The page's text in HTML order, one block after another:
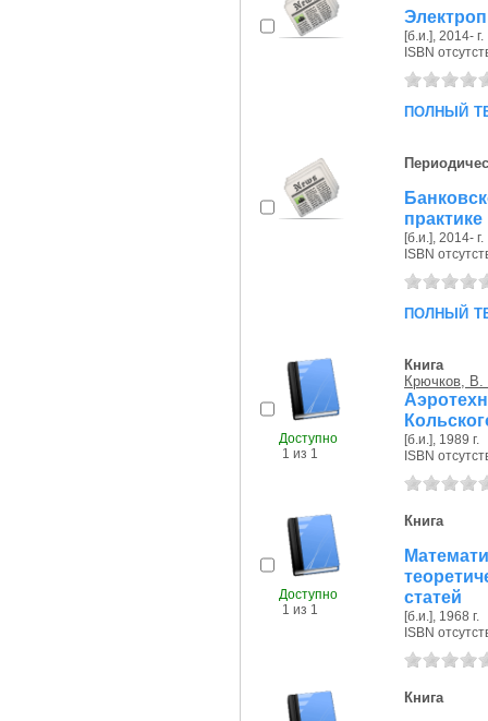
[б.и.], 2014- г.
ISBN
полный
[б.и.], 2014- г.
ISBN
полный
Доступно
1 из 1
Книга
Крючков,
[б.и.], 1989 г.
ISBN
Доступно
1 из 1
Книга
статей
[б.и.], 1968 г.
ISBN
Книга